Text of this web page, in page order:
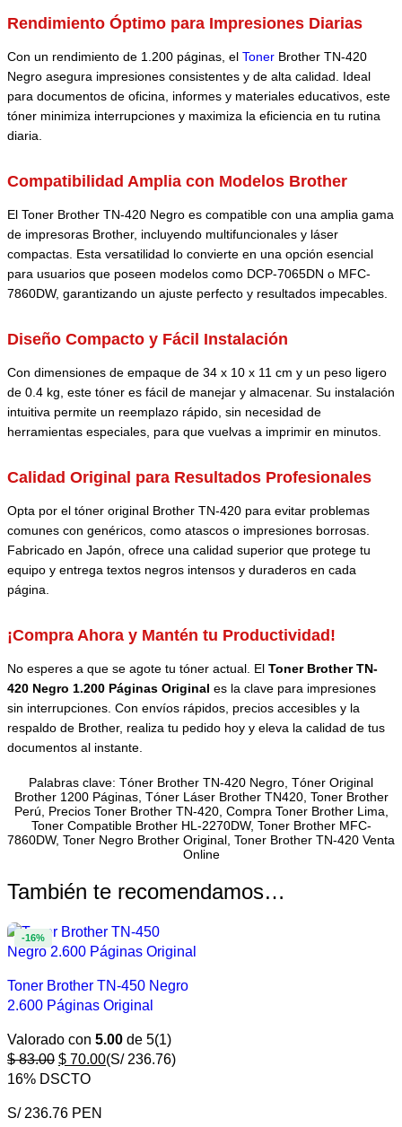
Rendimiento Óptimo para Impresiones Diarias
Con un rendimiento de 1.200 páginas, el Toner Brother TN-420
Negro asegura impresiones consistentes y de alta calidad. Ideal
para documentos de oficina, informes y materiales educativos, este
tóner minimiza interrupciones y maximiza la eficiencia en tu rutina
diaria.
Compatibilidad Amplia con Modelos Brother
El Toner Brother TN-420 Negro es compatible con una amplia gama
de impresoras Brother, incluyendo multifuncionales y láser
compactas. Esta versatilidad lo convierte en una opción esencial
para usuarios que poseen modelos como DCP-7065DN o MFC-
7860DW, garantizando un ajuste perfecto y resultados impecables.
Diseño Compacto y Fácil Instalación
Con dimensiones de empaque de 34 x 10 x 11 cm y un peso ligero
de 0.4 kg, este tóner es fácil de manejar y almacenar. Su instalación
intuitiva permite un reemplazo rápido, sin necesidad de
herramientas especiales, para que vuelvas a imprimir en minutos.
Calidad Original para Resultados Profesionales
Opta por el tóner original Brother TN-420 para evitar problemas
comunes con genéricos, como atascos o impresiones borrosas.
Fabricado en Japón, ofrece una calidad superior que protege tu
equipo y entrega textos negros intensos y duraderos en cada
página.
¡Compra Ahora y Mantén tu Productividad!
No esperes a que se agote tu tóner actual. El Toner Brother TN-
420 Negro 1.200 Páginas Original es la clave para impresiones
sin interrupciones. Con envíos rápidos, precios accesibles y la
respaldo de Brother, realiza tu pedido hoy y eleva la calidad de tus
documentos al instante.
Palabras clave: Tóner Brother TN-420 Negro, Tóner Original
Brother 1200 Páginas, Tóner Láser Brother TN420, Toner Brother
Perú, Precios Toner Brother TN-420, Compra Toner Brother Lima,
Toner Compatible Brother HL-2270DW, Toner Brother MFC-
7860DW, Toner Negro Brother Original, Toner Brother TN-420 Venta
Online
También te recomendamos…
Toner Brother TN-450 Negro
2.600 Páginas Original
Valorado con 5.00 de 5(1)
$83.00 $ 70.00(S/ 236.76)
16% DSCTO
-16%
S/ 236.76 PEN